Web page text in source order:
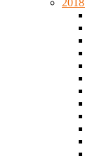
2018